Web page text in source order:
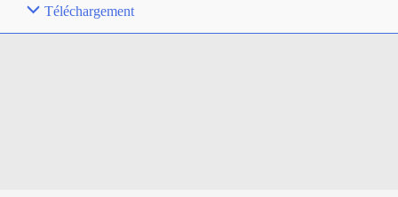
Téléchargement